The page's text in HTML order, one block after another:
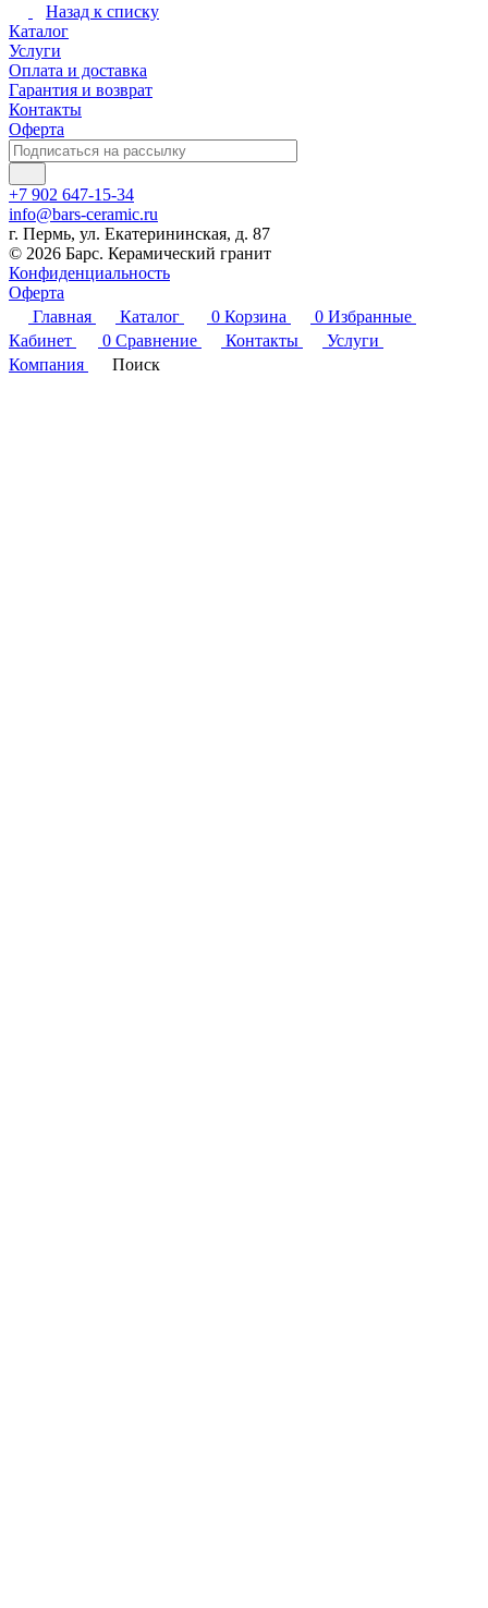
Назад к списку
Каталог
Услуги
Оплата и доставка
Гарантия и возврат
Контакты
Оферта
+7 902 647-15-34
info@bars-ceramic.ru
г. Пермь, ул. Екатерининская, д. 87
© 2026 Барс. Керамический гранит
Конфиденциальность
Оферта
Главная
Каталог 0 Корзина 0 Избранные
Кабинет
0 Сравнение Контакты
Услуги
Компания
Поиск